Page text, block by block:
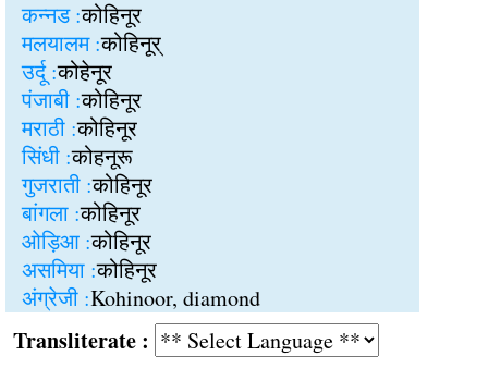
कन्नड :कोहिनूर
मलयालम :कोहिनूर्
उर्दू :कोहेनूर
पंजाबी :कोहिनूर
मराठी :कोहिनूर
सिंधी :कोहनूरू
गुजराती :कोहिनूर
बांगला :कोहिनूर
ओड़िआ :कोहिनूर
असमिया :कोहिनूर
अंग्रेजी :Kohinoor, diamond
: